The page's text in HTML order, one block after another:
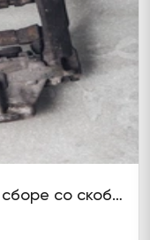
Суппорт тормозной левый в сборе со скобой